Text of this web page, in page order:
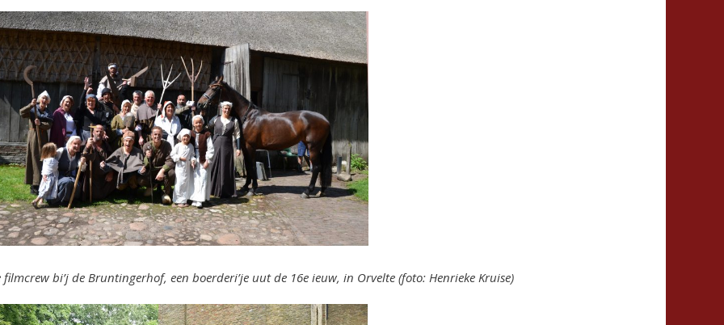
filmcrew bi’j de Bruntingerhof, een boerderi’je uut de 16e ieuw, in Orvelte (foto: Henrieke Kruise)